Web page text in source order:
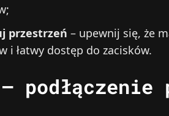
przestrzeń – upewnij się, że
i łatwy dostęp do zacisków.
podłączenie